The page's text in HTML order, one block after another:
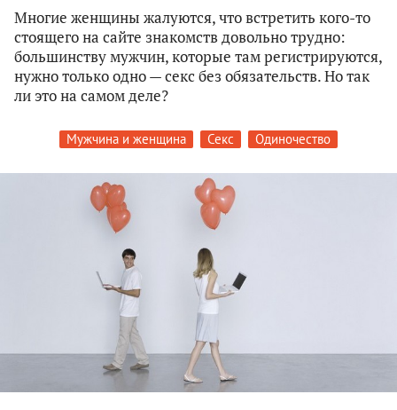
Многие женщины жалуются, что встретить кого-то
стоящего на сайте знакомств довольно трудно:
большинству мужчин, которые там регистрируются,
нужно только одно — секс без обязательств. Но так
ли это на самом деле?
Мужчина и женщина Секс Одиночество